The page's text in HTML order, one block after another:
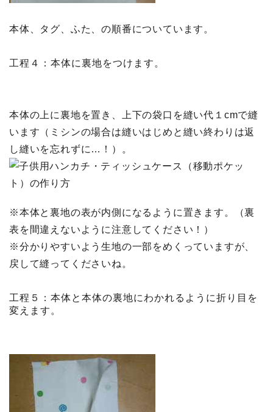
本体、タグ、ふた、の順番についています。
工程４：本体に裏地をつけます。
本体の上に裏地を置き、上下の袋口を縫い代１cmで縫
います（ミシンの場合は縫いはじめと縫い終わりは返
し縫いを忘れずに…！）。
※本体と裏地の表が内側になるように置きます。（裏
表を間違えないように注意してください！）
※分かりやすいよう生地の一部をめくっていますが、
戻して縫ってくださいね。
工程５：本体と本体の裏地にわかれるように折り目を
変えます。